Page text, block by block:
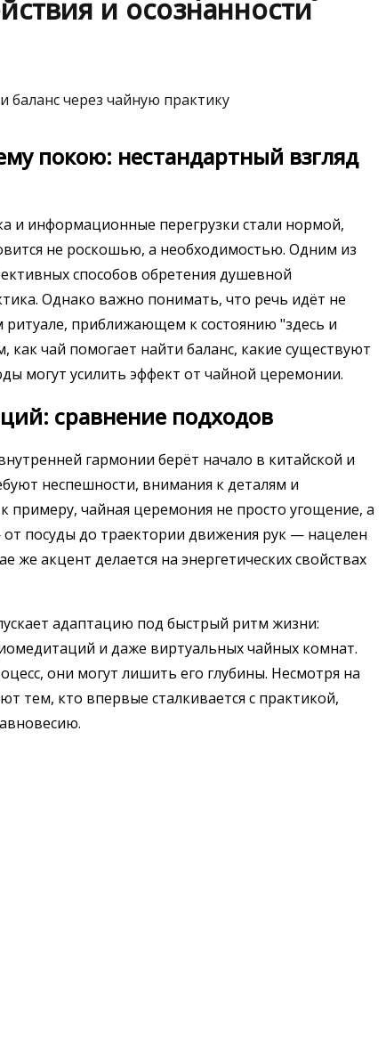
и осознанности
покою: нестандартный взгляд
и информационные перегрузки стали нормой,
не роскошью, а необходимостью. Одним из
способов обретения душевной
Однако важно понимать, что речь идёт не
ритуале, приближающем к состоянию "здесь и
как чай помогает найти баланс, какие существуют
могут усилить эффект от чайной церемонии.
сравнение подходов
гармонии берёт начало в китайской и
неспешности, внимания к деталям и
примеру, чайная церемония не просто угощение, а
посуды до траектории движения рук — нацелен
же акцент делается на энергетических свойствах
адаптацию под быстрый ритм жизни:
и даже виртуальных чайных комнат.
они могут лишить его глубины. Несмотря на
тем, кто впервые сталкивается с практикой,